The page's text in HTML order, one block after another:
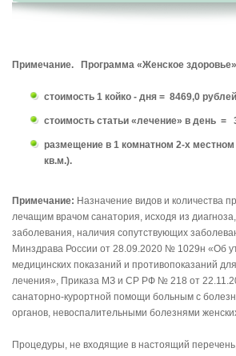
Примечание. Программа «Женское
стоимость 1 койко - дня = 8469,0
стоимость статьи «лечение» в день =
размещение в 1 комнатном 2-х
кв.м.).
Примечание: Назначение видов и количества
лечащим врачом санатория, исходя из
заболевания, наличия сопутствующих
Минздрава России от 28.09.2020 № 1029н «Об
медицинских показаний и противопоказаний
лечения», Приказа МЗ и СР РФ № 218 от
санаторно-курортной помощи больным с
органов, невоспалительными болезнями
Процедуры, не входящие в настоящий